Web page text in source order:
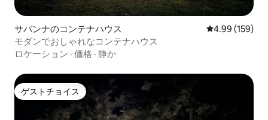
サバンナのコンテナハウス レビュー159
4.99 (159)
モダンでおしゃれなコンテナハウス
ロケーション · 価格 · 静か
ゲストチョイス
ゲストチョイス